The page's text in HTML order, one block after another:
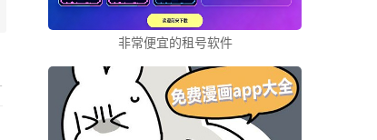
非常便宜的租号软件